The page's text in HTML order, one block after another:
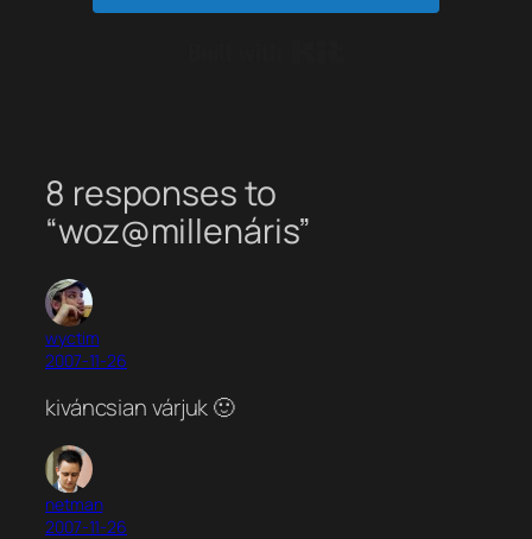
8 responses to
“woz@millenáris”
wyctim
2007-11-26
kiváncsian várjuk 🙂
netman
2007-11-26